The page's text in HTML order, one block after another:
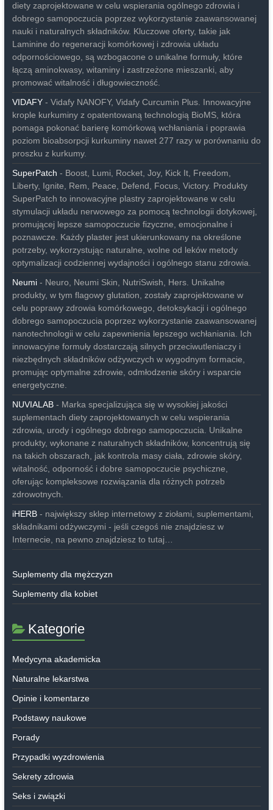
diety zaprojektowane w celu wspierania ogólnego zdrowia i
dobrego samopoczucia poprzez wykorzystanie zaawansowanej
nauki i naturalnych składników. Kluczowe oferty, takie jak
Laminine do regeneracji komórkowej i zdrowia układu
odpornościowego, są wzbogacone o unikalne formuły, które
łączą aminokwasy, witaminy i zastrzeżone mieszanki, aby
promować witalność i długowieczność.
VIDAFY- Vidafy NANOFY, Vidafy Curcumin Plus. Innowacyjne
krople kurkuminy z opatentowaną technologią BioMS, która
pomaga pokonać barierę komórkową wchłaniania i poprawia
poziom bioabsorpcji kurkuminy nawet 277 razy w porównaniu do
proszku z kurkumy.
SuperPatch - Boost, Lumi, Rocket, Joy, Kick It, Freedom,
Liberty, Ignite, Rem, Peace, Defend, Focus, Victory. Produkty
SuperPatch to innowacyjne plastry zaprojektowane w celu
stymulacji układu nerwowego za pomocą technologii dotykowej,
promującej lepsze samopoczucie fizyczne, emocjonalne i
poznawcze. Każdy plaster jest ukierunkowany na określone
potrzeby, wykorzystując naturalne, wolne od leków metody
optymalizacji codziennej wydajności i ogólnego stanu zdrowia.
Neumi- Neuro, Neumi Skin, NutriSwish, Hers. Unikalne
produkty, w tym flagowy glutation, zostały zaprojektowane w
celu poprawy zdrowia komórkowego, detoksykacji i ogólnego
dobrego samopoczucia poprzez wykorzystanie zaawansowanej
nanotechnologii w celu zapewnienia lepszego wchłaniania. Ich
innowacyjne formuły dostarczają silnych przeciwutleniaczy i
niezbędnych składników odżywczych w wygodnym formacie,
promując optymalne zdrowie, odmłodzenie skóry i wsparcie
energetyczne.
NUVIALAB- Marka specjalizująca się w wysokiej jakości
suplementach diety zaprojektowanych w celu wspierania
zdrowia, urody i ogólnego dobrego samopoczucia. Unikalne
produkty, wykonane z naturalnych składników, koncentrują się
na takich obszarach, jak kontrola masy ciała, zdrowie skóry,
witalność, odporność i dobre samopoczucie psychiczne,
oferując kompleksowe rozwiązania dla różnych potrzeb
zdrowotnych.
iHERB- największy sklep internetowy z ziołami, suplementami,
składnikami odżywczymi - jeśli czegoś nie znajdziesz w
Internecie, na pewno znajdziesz to tutaj…
Suplementy dla mężczyzn
Suplementy dla kobiet
Kategorie
Medycyna akademicka
Naturalne lekarstwa
Opinie i komentarze
Podstawy naukowe
Porady
Przypadki wyzdrowienia
Sekrety zdrowia
Seks i związki